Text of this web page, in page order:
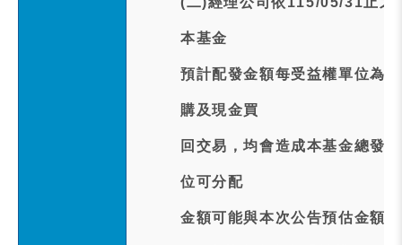
本基金
預計配發金額每受益權單位為
購及現金買
回交易，均會造成本基金總發
位可分配
金額可能與本次公告預估金額